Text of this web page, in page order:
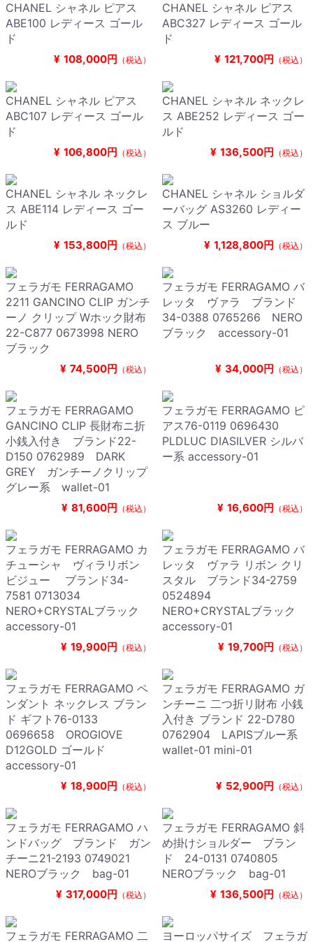
CHANEL シャネル ピアス
ABE100 レディース ゴール
ド
¥ 108,000円 （税込）
CHANEL シャネル ピアス
ABC327 レディース ゴール
ド
¥ 121,700円 （税込）
CHANEL シャネル ピアス
ABC107 レディース ゴール
ド
¥ 106,800円 （税込）
CHANEL シャネル ネックレ
ス ABE252 レディース ゴー
ルド
¥ 136,500円 （税込）
CHANEL シャネル ネックレ
ス ABE114 レディース ゴー
ルド
¥ 153,800円 （税込）
CHANEL シャネル ショルダ
ーバッグ AS3260 レディー
ス ブルー
¥ 1,128,800円 （税込）
フェラガモ FERRAGAMO
2211 GANCINO CLIP ガンチ
ーノ クリップ Wホック財布
22-C877 0673998 NERO
ブラック
¥ 74,500円 （税込）
フェラガモ FERRAGAMO バ
レッタ ヴァラ ブランド
34-0388 0765266 NERO
ブラック accessory-01
¥ 34,000円 （税込）
フェラガモ FERRAGAMO
GANCINO CLIP 長財布ニ折
小銭入付き ブランド22-
D150 0762989 DARK
GREY ガンチーノクリップ
グレー系 wallet-01
¥ 81,600円 （税込）
フェラガモ FERRAGAMO ピ
アス76-0119 0696430
PLDLUC DIASILVER シルバ
ー系 accessory-01
¥ 16,600円 （税込）
フェラガモ FERRAGAMO カ
チューシャ ヴィラリボン
ビジュー ブランド34-
7581 0713034
NERO+CRYSTALブラック
accessory-01
¥ 19,900円 （税込）
フェラガモ FERRAGAMO バ
レッタ ヴァラ リボン クリ
スタル ブランド34-2759
0524894
NERO+CRYSTALブラック
accessory-01
¥ 19,700円 （税込）
フェラガモ FERRAGAMO ペ
ンダント ネックレス ブラン
ド ギフト76-0133
0696658 OROGIOVE
D12GOLD ゴールド
accessory-01
¥ 18,900円 （税込）
フェラガモ FERRAGAMO ガ
ンチーニ 二つ折リ財布 小銭
入付き ブランド 22-D780
0762904 LAPISブルー系
wallet-01 mini-01
¥ 52,900円 （税込）
フェラガモ FERRAGAMO ハ
ンドバッグ ブランド ガン
チーニ21-2193 0749021
NEROブラック bag-01
¥ 317,000円 （税込）
フェラガモ FERRAGAMO 斜
め掛けショルダー ブラン
ド 24-0131 0740805
NEROブラック bag-01
¥ 136,500円 （税込）
フェラガモ FERRAGAMO 二 ヨーロッパサイズ フェラガ